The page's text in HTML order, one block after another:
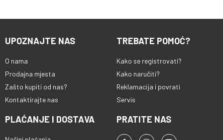
UPOZNAJTE NAS
O nama
Prodajna mjesta
Zašto kupiti od nas?
Kontaktirajte nas
TREBATE POMOĆ?
Kako se registrovati?
Kako naručiti?
Reklamacija i povrati
Servis
PLAĆANJE I DOSTAVA PRATITE NAS